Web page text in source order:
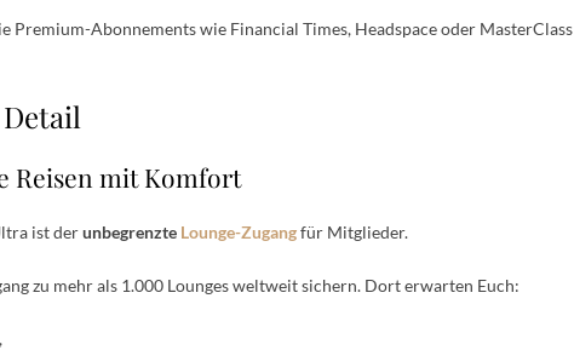
Premium-Abonnements wie Financial Times, Headspace oder MasterClass
Reisen mit Komfort
ist derunbegrenzte Lounge-Zugangfür Mitglieder.
zu mehr als 1.000 Lounges weltweit sichern. Dort erwarten Euch:
,